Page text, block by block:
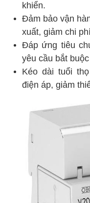
khiển.
Đảm bảo vận
xuất, giảm chi
Đáp ứng tiêu
yêu cầu bắt
Kéo dài tuổi
điện áp, giảm